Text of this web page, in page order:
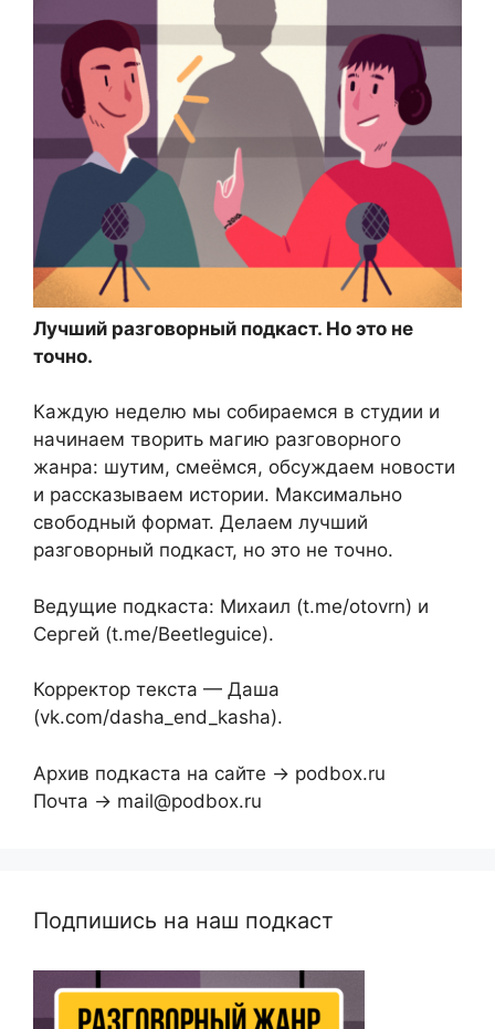
Лучший разговорный подкаст. Но это не
точно.
Каждую неделю мы собираемся в студии и
начинаем творить магию разговорного
жанра: шутим, смеёмся, обсуждаем новости
и рассказываем истории. Максимально
свободный формат. Делаем лучший
разговорный подкаст, но это не точно.
Ведущие подкаста: Михаил (t.me/otovrn) и
Сергей (t.me/Beetleguice).
Корректор текста — Даша
(vk.com/dasha_end_kasha).
Архив подкаста на сайте → podbox.ru
Почта → mail@podbox.ru
Подпишись на наш подкаст